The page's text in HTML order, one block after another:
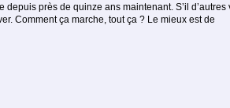
près de quinze ans maintenant. S’il d’autres
Comment ça marche, tout ça ? Le mieux est de